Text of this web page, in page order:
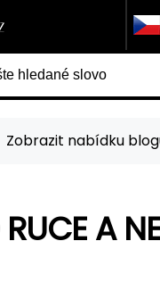
Zobrazit nabídku
A